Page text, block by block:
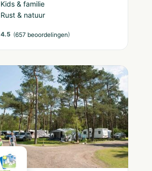
Kids & familie
Rust & natuur
4.5 (657 beoordelingen)